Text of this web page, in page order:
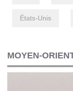
États-Unis
MOYEN-